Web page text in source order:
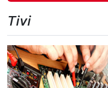
Tivi